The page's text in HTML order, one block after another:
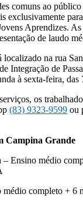
comuns ao
exclusivamente
Aprendizes. As
de laudo
na rua
Integração de
à sexta-feira, das
os
(83) 9323-9599 ou
Campina Grande
Ensino médio
completo + 6